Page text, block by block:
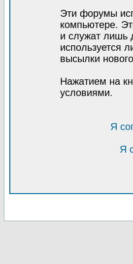
Эти форумы
компьютере.
и служат лишь
используется
высылки
Нажатием на
условиями.
Я
Я